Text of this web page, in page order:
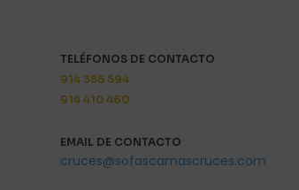
TELÉFONOS DE CONTACTO
914 355 594
914 410 460
EMAIL DE CONTACTO
cruces@sofascamascruces.com